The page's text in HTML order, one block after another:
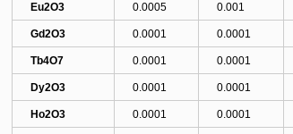
Eu2O3 0.0005 0.001
Gd2O3 0.0001 0.0001
Tb4O7 0.0001 0.0001
Dy2O3 0.0001 0.0001
Ho2O3 0.0001 0.0001